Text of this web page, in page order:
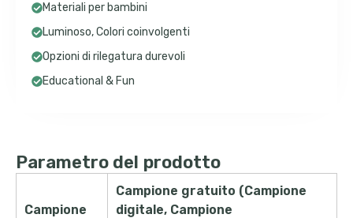
Materiali per bambini
Luminoso, Colori coinvolgenti
Opzioni di rilegatura durevoli
Educational & Fun
Parametro del prodotto
Campione
Campione gratuito (Campione
digitale, Campione